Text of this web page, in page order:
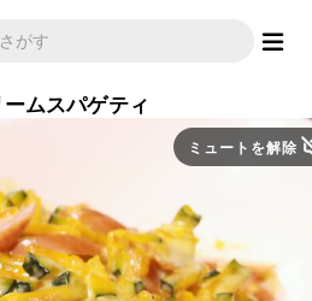
ムスパゲティ
ミュートを解除